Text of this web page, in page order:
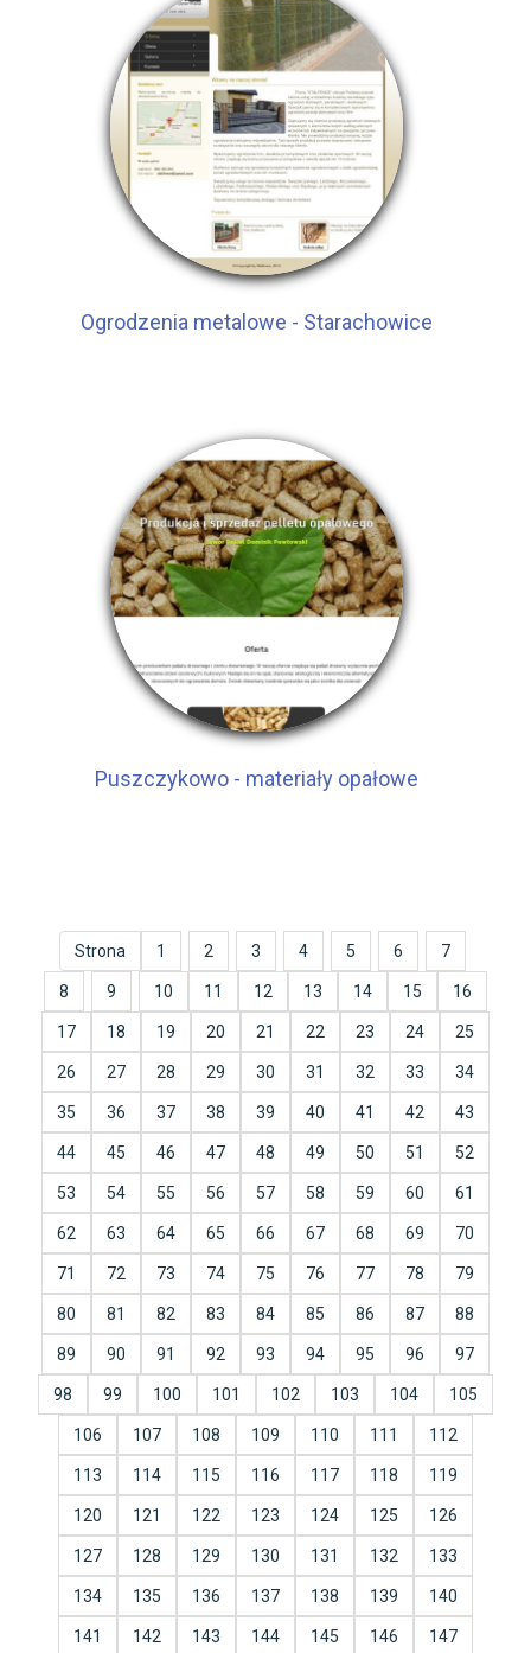
Ogrodzenia metalowe - Starachowice
Puszczykowo - materiały opałowe
Strona 1 2 3 4 5 6 7
8 9 10 11 12 13 14 15 16
17 18 19 20 21 22 23 24 25
26 27 28 29 30 31 32 33 34
35 36 37 38 39 40 41 42 43
44 45 46 47 48 49 50 51 52
53 54 55 56 57 58 59 60 61
62 63 64 65 66 67 68 69 70
71 72 73 74 75 76 77 78 79
80 81 82 83 84 85 86 87 88
89 90 91 92 93 94 95 96 97
98 99 100 101 102 103 104 105
106 107 108 109 110 111 112
113 114 115 116 117 118 119
120 121 122 123 124 125 126
127 128 129 130 131 132 133
134 135 136 137 138 139 140
141 142 143 144 145 146 147